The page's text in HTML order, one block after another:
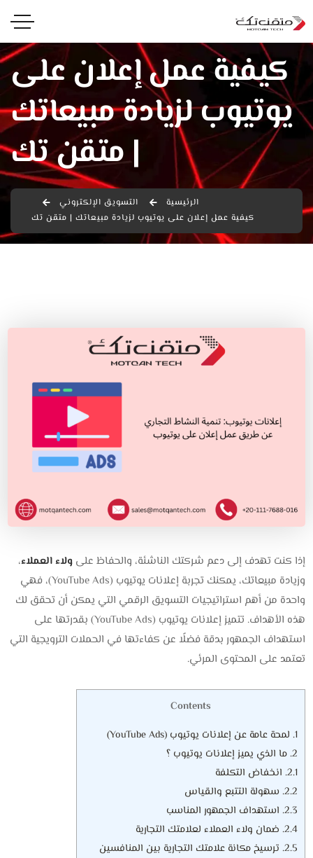
كيفية عمل إعلان على
يوتيوب لزيادة مبيعاتك
| متقن تك
الرئيسية
التسويق الإلكتروني
كيفية عمل إعلان على يوتيوب لزيادة مبيعاتك | متقن تك
إذا كنت تهدف إلى دعم شركتك الناشئة، والحفاظ علىولاء العملاء،
وزيادة مبيعاتك، يمكنك تجربة إعلانات يوتيوب (YouTube Ads)، فهي
واحدة من أهم استراتيجيات التسويق الرقمي التي يمكن أن تحقق لك
هذه الأهداف. تتميز إعلانات يوتيوب (YouTube Ads) بقدرتها على
استهداف الجمهور بدقة فضلًا عن كفاءتها في الحملات الترويجية التي
تعتمد على المحتوى المرئي.
Contents
1. لمحة عامة عن إعلانات يوتيوب (YouTube Ads)
2. ما الذي يميز إعلانات يوتيوب ؟
2.1. انخفاض التكلفة
2.2. سهولة التتبع والقياس
2.3. استهداف الجمهور المناسب
2.4. ضمان ولاء العملاء لعلامتك التجارية
2.5. ترسيخ مكانة علامتك التجارية بين المنافسين